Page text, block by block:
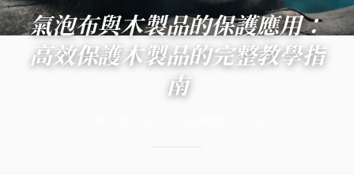
氣泡布與木製品的保護應用：
高效保護木製品的完整教學指
南